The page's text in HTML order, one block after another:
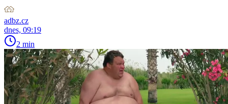
adbz.cz
dnes, 09:19
2 min